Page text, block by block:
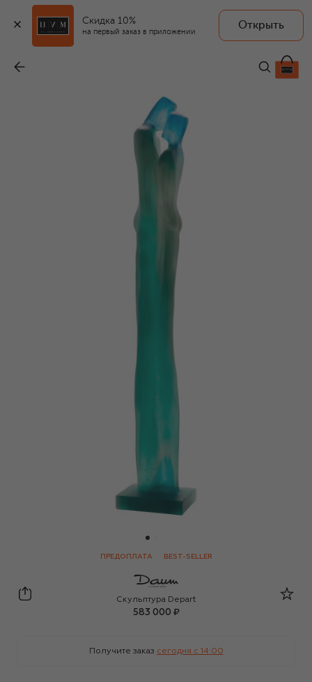
Скидка 10%
на первый заказ в приложении
Открыть
583 000 ₽
ПРЕДОПЛАТА BEST-SELLER
Daum
Скульптура Depart
583 000 ₽
Получите заказ сегодня c 14:00